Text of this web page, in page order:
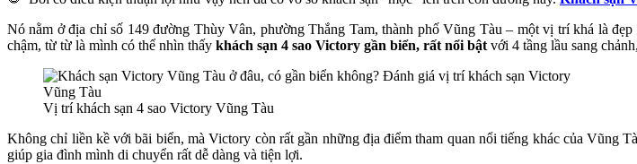
Nó nằm ở địa chỉ số 149 đường Thùy Vân, phường Thắng Tam, thành phố Vũng Tàu – một vị trí khá là
chậm, từ từ là mình có thể nhìn thấy khách sạn 4 sao Victory gần biển, rất nổi bật với 4 tầng lầu sang
Vị trí khách sạn 4 sao Victory Vũng Tàu
Không chỉ liền kề với bãi biển, mà Victory còn rất gần những địa điểm tham quan nổi tiếng khác của
giúp gia đình mình di chuyển rất dễ dàng và tiện lợi.